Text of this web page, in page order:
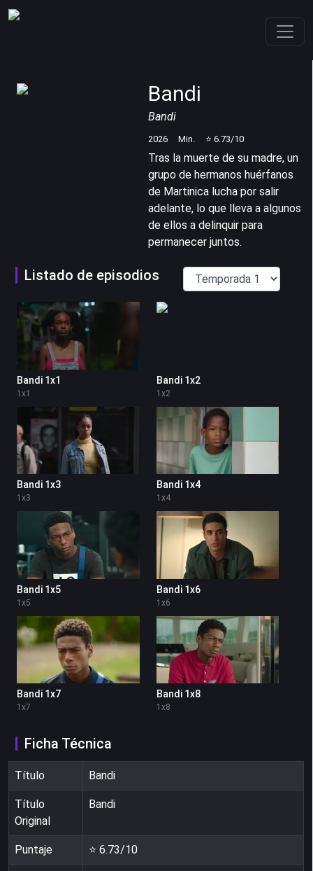
Bandi
Bandi
2026 Min. ⭐ 6.73/10
Tras la muerte de su madre, un
grupo de hermanos huérfanos
de Martinica lucha por salir
adelante, lo que lleva a algunos
de ellos a delinquir para
permanecer juntos.
Listado de episodios
Bandi 1x1
1 x1
Bandi 1x2
1 x2
Bandi 1x3
1 x3
Bandi 1x4
1 x4
Bandi 1x5
1 x5
Bandi 1x6
1 x6
Bandi 1x7
1 x7
Bandi 1x8
1 x8
Ficha Técnica
Título Bandi
Título
Original
Bandi
Puntaje ⭐ 6.73/10